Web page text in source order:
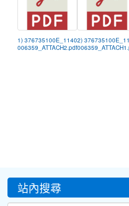
1) 376735100E_1140
006359_ATTACH2.pdf
2)
::: 站內搜尋